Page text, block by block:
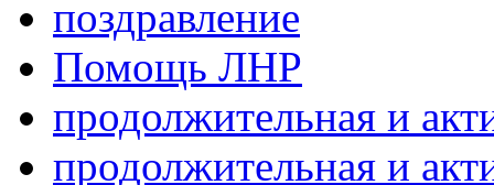
поздравление
Помощь ЛНР
продолжительная и
продолжительная и